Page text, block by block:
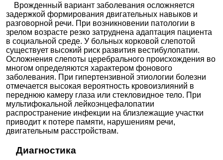
Врожденный вариант заболевания осложняется
задержкой формирования двигательных навыков и
разговорной речи. При возникновении патологии в
зрелом возрасте резко затруднена адаптация пациента
в социальной среде. У больных корковой слепотой
существует высокий риск развития вестибулопатии.
Осложнения слепоты церебрального происхождения во
многом определяются характером фонового
заболевания. При гипертензивной этиологии болезни
отмечается высокая вероятность кровоизлияний в
переднюю камеру глаза или стекловидное тело. При
мультифокальной лейкоэнцефалопатии
распространение инфекции на близлежащие участки
приводит к потере памяти, нарушениям речи,
двигательным расстройствам.
Диагностика